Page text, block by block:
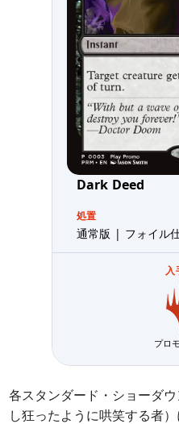
Dark Deed
処置
通常版 | フォイル
入
プロ
各スタンダード・ショーダ
し狂ったように哄笑する者